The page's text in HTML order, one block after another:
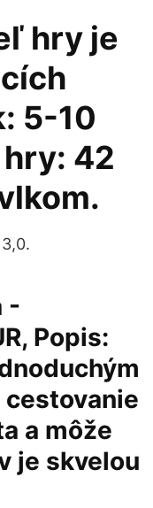
hry je
5-10
42
-
Popis:
a môže
je skvelou